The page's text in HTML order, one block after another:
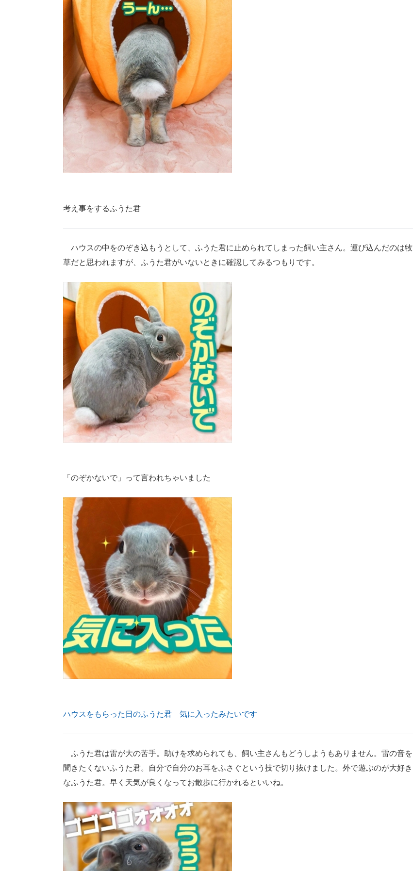
考え事をするふうた君
ハウスの中をのぞき込もうとして、ふうた君に止められてしまった飼い主さん。運び込んだのは牧
草だと思われますが、ふうた君がいないときに確認してみるつもりです。
「のぞかないで」って言われちゃいました
ハウスをもらった日のふうた君 気に入ったみたいです
ふうた君は雷が大の苦手。助けを求められても、飼い主さんもどうしようもありません。雷の音を
聞きたくないふうた君。自分で自分のお耳をふさぐという技で切り抜けました。外で遊ぶのが大好き
なふうた君。早く天気が良くなってお散歩に行かれるといいね。